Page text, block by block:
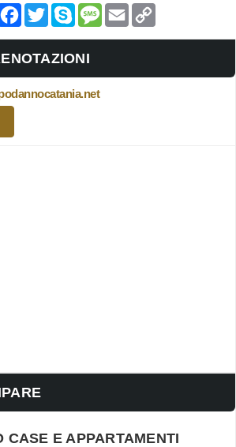
Facebook
TwitterSkypeMessage
Email
CASE E APPARTAMENTI